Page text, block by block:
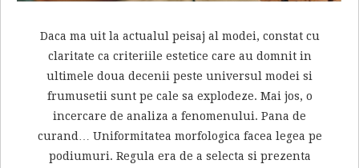
Daca ma uit la actualul peisaj al modei, constat cu
claritate ca criteriile estetice care au domnit in
ultimele doua decenii peste universul modei si
frumusetii sunt pe cale sa explodeze. Mai jos, o
incercare de analiza a fenomenului. Pana de
curand… Uniformitatea morfologica facea legea pe
podiumuri. Regula era de a selecta si prezenta